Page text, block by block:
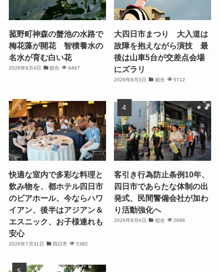
菰野町神森の蟹池の水路で
梅花藻が開花 智積養水の
名水が育む白い花
2026年8月4日 総合 6497
大四日市まつり 大入道は
故障を抱えながら演技 最
後は山車5台が交差点会場
にズラリ
2026年8月3日 総合 5712
快適な室内で多彩な料理と
飲み物を、都ホテル四日市
のビアホール、今ならハワ
イアン、後半はアジアン＆
エスニック、お子様連れも
安心
2026年7月31日 四日市 5382
客引き行為防止条例10年、
四日市であらたな体制の出
発式、民間警備会社が加わ
り活動強化へ
2026年8月6日 総合 2696